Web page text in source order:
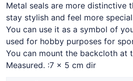
Metal seals are more distinctive
stay stylish and feel more
You can use it as a symbol of
used for hobby purposes for
You can mount the backcloth at
Measured. :7 x 5 cm dir